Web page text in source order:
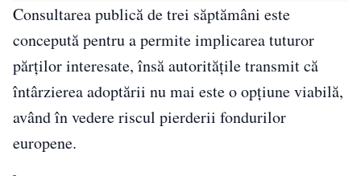
Consultarea publică de trei săptămâni este
concepută pentru a permite implicarea tuturor
părților interesate, însă autoritățile transmit că
întârzierea adoptării nu mai este o opțiune viabilă,
având în vedere riscul pierderii fondurilor
europene.